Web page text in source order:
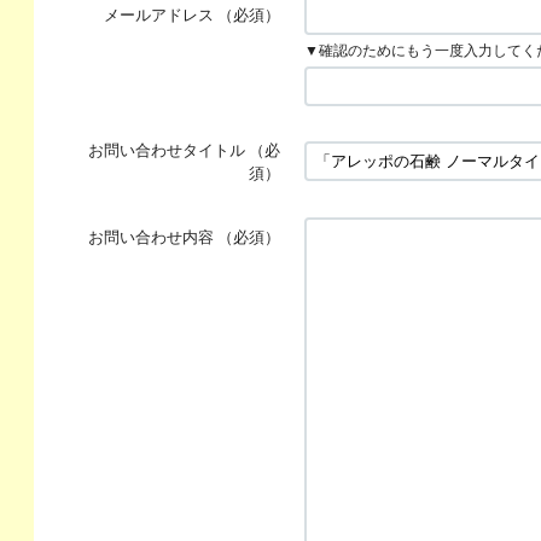
メールアドレス （必須）
▼確認のためにもう一度入力してく
お問い合わせタイトル
（必
須）
お問い合わせ内容 （必須）